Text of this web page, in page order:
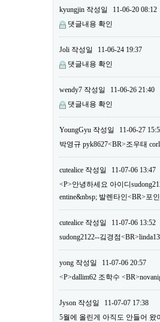
kyungjin 작성일
11-06-20 08:12
댓글내용 확인
Joli 작성일
11-06-24 19:37
댓글내용 확인
wendy7 작성일
11-06-26 21:40
댓글내용 확인
YoungGyu 작성일
11-06-27
박영규 pyk8627<BR>조우태
cutealice 작성일
11-07-06 13:47
<P>안녕하세요 아이디
entine&nbsp; 발렌타인<BR>포
cutealice 작성일
11-07-06 13:52
sudong2122--깈경점
yong 작성일
11-07-06 20:57
<P>dallim62 조학수
Jyson 작성일
11-07-07 17:38
5월에 올린게 아직도 안들어 왔